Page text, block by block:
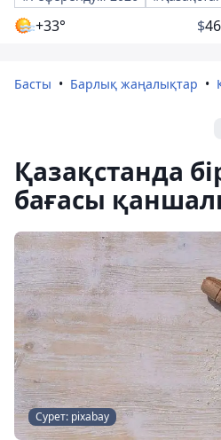
+33° $
Басты Барлық жаңалықтар
Қазақстанда
бағасы
Сурет: pixabay